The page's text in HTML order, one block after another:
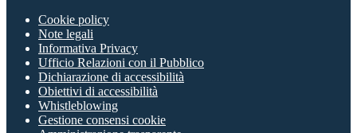
Cookie policy
Note legali
Informativa Privacy
Ufficio Relazioni con il Pubblico
Dichiarazione di accessibilità
Obiettivi di accessibilità
Whistleblowing
Gestione consensi cookie